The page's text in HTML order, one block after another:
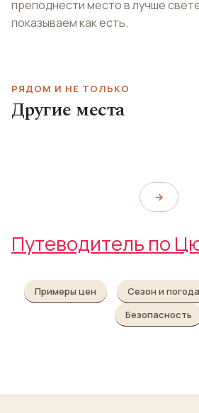
преподнести место в лучше
показываем как есть.
РЯДОМ И НЕ ТОЛЬКО
Другие места
Бар и Ночной клуб
Schneiderei
Ночной клуб Helsinki
→
Путеводитель по
Примеры цен Сезон и погода
Безопасность